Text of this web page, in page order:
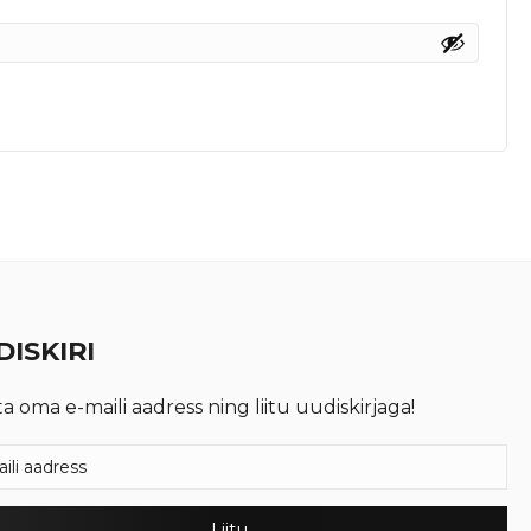
oma e-maili aadress ning liitu uudiskirjaga!